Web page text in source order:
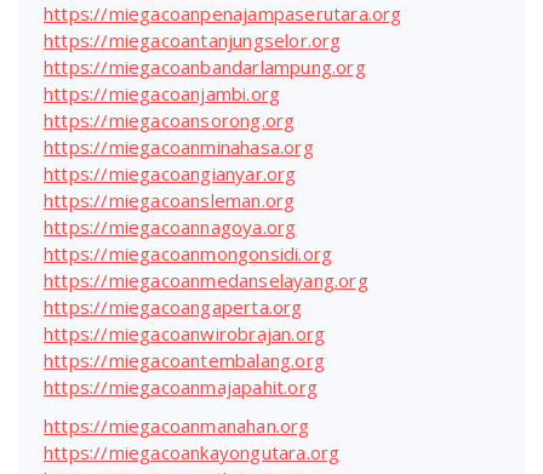
https://miegacoanpenajampaserutara.org
https://miegacoantanjungselor.org
https://miegacoanbandarlampung.org
https://miegacoanjambi.org
https://miegacoansorong.org
https://miegacoanminahasa.org
https://miegacoangianyar.org
https://miegacoansleman.org
https://miegacoannagoya.org
https://miegacoanmongonsidi.org
https://miegacoanmedanselayang.org
https://miegacoangaperta.org
https://miegacoanwirobrajan.org
https://miegacoantembalang.org
https://miegacoanmajapahit.org
https://miegacoanmanahan.org
https://miegacoankayongutara.org